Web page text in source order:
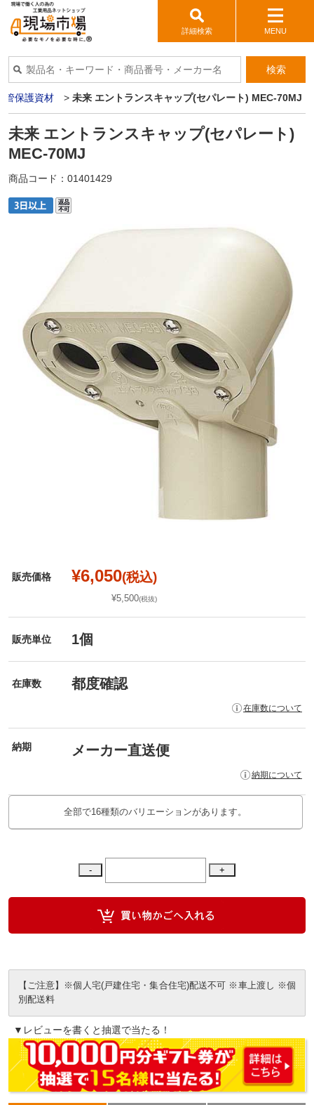
詳細検索 MENU
検索
管保護資材 > 未来 エントランスキャップ(セパレート) MEC-70MJ
未来 エントランスキャップ(セパレート)
MEC-70MJ
商品コード： 01401429
販売価格 ¥6,050(税込)
¥5,500(税抜)
販売単位 1個
在庫数 都度確認
在庫数について
納期 メーカー直送便
納期について
全部で16種類のバリエーションがあります。
【ご注意】※個人宅(戸建住宅・集合住宅)配送不可 ※車上渡し ※個
別配送料
▼レビューを書くと抽選で当たる！